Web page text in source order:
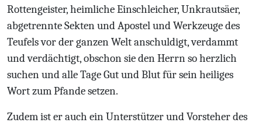
Rottengeister, heimliche Einschleicher, Unkrautsäer,
abgetrennte Sekten und Apostel und Werkzeuge des
Teufels vor der ganzen Welt anschuldigt, verdammt
und verdächtigt, obschon sie den Herrn so herzlich
suchen und alle Tage Gut und Blut für sein heiliges
Wort zum Pfande setzen.
Zudem ist er auch ein Unterstützer und Vorsteher des